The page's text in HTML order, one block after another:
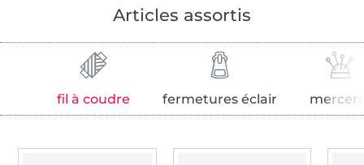
Articles assortis
fil à coudre fermetures éclair